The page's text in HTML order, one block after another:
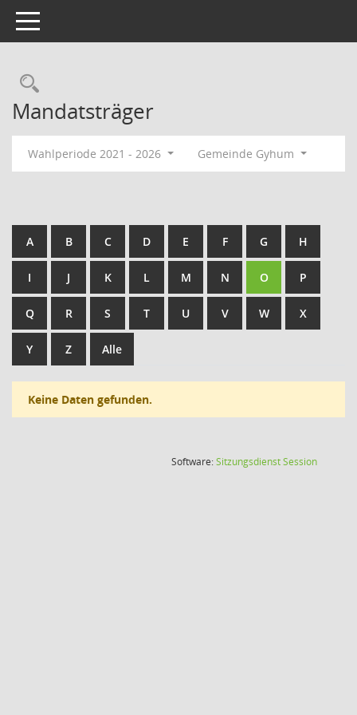
Toggle navigation
Rechercheauswahl
Mandatsträger
Wahlperiode 2021 - 2026 Gemeinde Gyhum
A B C D E F G H
I J K L M N O P
Q R S T U V W X
Y Z Alle
Keine Daten gefunden.
Software:SitzungsdienstSession(Wird in